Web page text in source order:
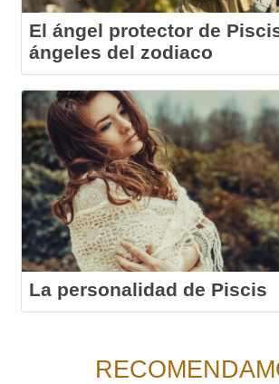
El ángel protector de
ángeles del zodiaco
La personalidad de Piscis